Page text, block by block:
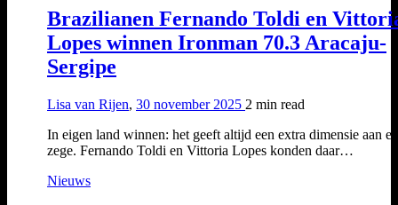
Brazilianen Fernando Toldi en
Lopes winnen Ironman 70.3 Aracaju-
Sergipe
Lisa van Rijen, 30 november 2025 2 min read
In eigen land winnen: het geeft altijd een extra dimensie aan
zege. Fernando Toldi en Vittoria Lopes konden daar…
Nieuws